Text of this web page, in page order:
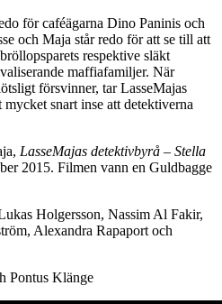
för caféägarna Dino Paninis och
och Maja står redo för att se till att
respektive släkt
maffiafamiljer. När
försvinner, tar LasseMajas
snart inse att detektiverna
LasseMajas detektivbyrå – Stella
2015. Filmen vann en Guldbagge
Holgersson, Nassim Al Fakir,
Alexandra Rapaport och
Pontus Klänge